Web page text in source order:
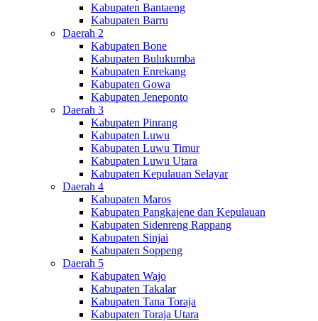
Kabupaten Bantaeng
Kabupaten Barru
Daerah 2
Kabupaten Bone
Kabupaten Bulukumba
Kabupaten Enrekang
Kabupaten Gowa
Kabupaten Jeneponto
Daerah 3
Kabupaten Pinrang
Kabupaten Luwu
Kabupaten Luwu Timur
Kabupaten Luwu Utara
Kabupaten Kepulauan Selayar
Daerah 4
Kabupaten Maros
Kabupaten Pangkajene dan Kepulauan
Kabupaten Sidenreng Rappang
Kabupaten Sinjai
Kabupaten Soppeng
Daerah 5
Kabupaten Wajo
Kabupaten Takalar
Kabupaten Tana Toraja
Kabupaten Toraja Utara